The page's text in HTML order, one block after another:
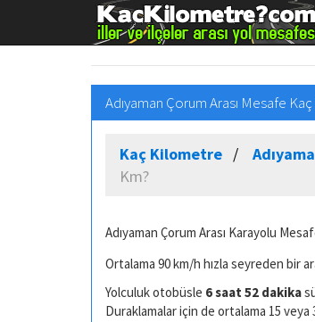
Adıyaman Çorum Arası Mesafe
Kaç Kilometre
Km?
Adıyaman Çorum Arası Karayolu
Ortalama 90 km/h hızla seyreden bir
Yolculuk otobüsle 6 saat 52 dakika
Duraklamalar için de ortalama 15